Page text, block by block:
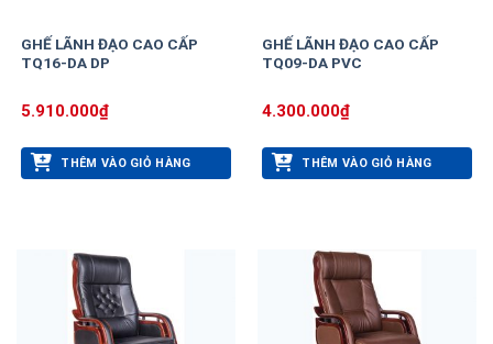
GHẾ LÃNH ĐẠO CAO CẤP
TQ16-DA DP
5.910.000₫
THÊM VÀO GIỎ HÀNG
GHẾ LÃNH ĐẠO CAO CẤP
TQ09-DA PVC
4.300.000₫
THÊM VÀO GIỎ HÀNG